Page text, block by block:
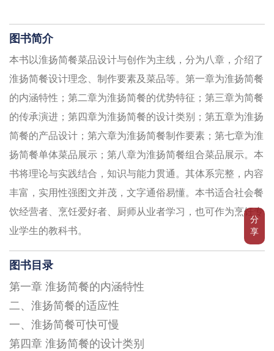
分
享
图书简介
本书以淮扬简餐菜品设计与创作为主线，分为八章，介绍了
淮扬简餐设计理念、制作要素及菜品等。第一章为淮扬简餐
的内涵特性；第二章为淮扬简餐的优势特征；第三章为简餐
的传承演进；第四章为淮扬简餐的设计类别；第五章为淮扬
简餐的产品设计；第六章为淮扬简餐制作要素；第七章为淮
扬简餐单体菜品展示；第八章为淮扬简餐组合菜品展示。本
书将理论与实践结合，知识与能力贯通。其体系完整，内容
丰富，实用性强图文并茂，文字通俗易懂。本书适合社会餐
饮经营者、烹饪爱好者、厨师从业者学习，也可作为烹饪专
业学生的教科书。
图书目录
第一章 淮扬简餐的内涵特性
二、淮扬简餐的适应性
一、淮扬简餐可快可慢
第四章 淮扬简餐的设计类别